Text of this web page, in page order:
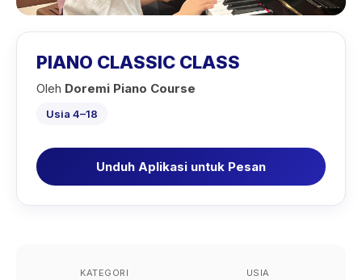
PIANO CLASSIC CLASS
Oleh Doremi Piano Course
Usia 4–18
Unduh Aplikasi untuk Pesan
KATEGORI USIA